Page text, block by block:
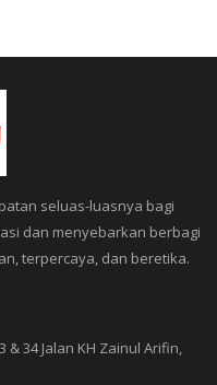
seluas-luasnya bagi
dan menyebarkan berbagi
terpercaya, dan beretika.
& 34 Jalan KH Zainul Arifin,